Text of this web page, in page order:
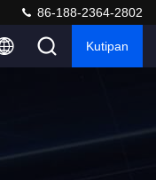
86-188-2364-2802
Kutipan